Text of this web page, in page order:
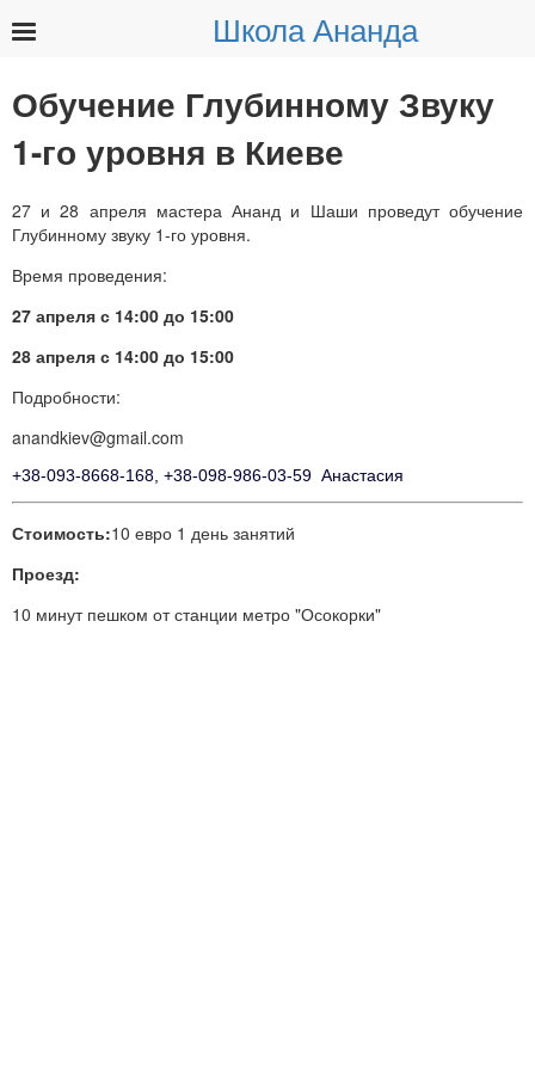
Школа Ананда
Обучение Глубинному Звуку
1-го уровня в Киеве
27 и 28 апреля мастера Ананд и Шаши проведут обучение
Глубинному звуку 1-го уровня.
Время проведения:
27 апреля с 14:00 до 15:00
28 апреля с 14:00 до 15:00
Подробности:
anandkiev@gmail.com
+38-093-8668-168, +38-098-986-03-59 Анастасия
Стоимость:10 евро 1 день занятий
Проезд:
10 минут пешком от станции метро "Осокорки"